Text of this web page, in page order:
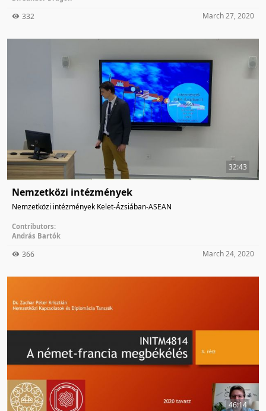
332 March 27, 2020
32:43
Nemzetközi intézmények
Nemzetközi intézmények Kelet-Ázsiában-ASEAN
Contributors:
András Bartók
366 March 24, 2020
46:14